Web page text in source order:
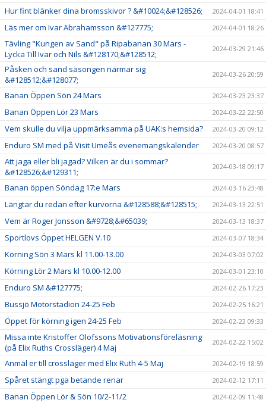
Hur fint blänker dina bromsskivor ? &#10024;&#128526; 2024-04-01 18:41
Läs mer om Ivar Abrahamsson &#127775; 2024-04-01 18:26
Tävling "Kungen av Sand" på Ripabanan 30 Mars -
Lycka Till Ivar och Nils &#128170;&#128512;
2024-03-29 21:46
Påsken och sand säsongen närmar sig
&#128512;&#128077;
2024-03-26 20:59
Banan Öppen Sön 24 Mars 2024-03-23 23:37
Banan Öppen Lör 23 Mars 2024-03-22 22:50
Vem skulle du vilja uppmärksamma på UAK:s hemsida? 2024-03-20 09:12
Enduro SM med på Visit Umeås evenemangskalender 2024-03-20 08:57
Att jaga eller bli jagad? Vilken är du i sommar?
&#128526;&#129311;
2024-03-18 09:17
Banan öppen Söndag 17:e Mars 2024-03-16 23:48
Längtar du redan efter kurvorna &#128588;&#128515; 2024-03-13 22:51
Vem är Roger Jonsson &#9728;&#65039; 2024-03-13 18:37
Sportlovs Öppet HELGEN V.10 2024-03-07 18:34
Körning Sön 3 Mars kl 11.00-13.00 2024-03-03 07:02
Körning Lör 2 Mars kl 10.00-12.00 2024-03-01 23:10
Enduro SM &#127775; 2024-02-26 17:23
Bussjö Motorstadion 24-25 Feb 2024-02-25 16:21
Öppet för körning igen 24-25 Feb 2024-02-23 09:33
Missa inte Kristoffer Olofssons Motivationsföreläsning
(på Elix Ruths Crossläger) 4 Maj
2024-02-22 15:02
Anmäl er till crossläger med Elix Ruth 4-5 Maj 2024-02-19 18:59
Spåret stängt pga betande renar 2024-02-12 17:11
Banan Öppen Lör & Sön 10/2-11/2 2024-02-09 11:48